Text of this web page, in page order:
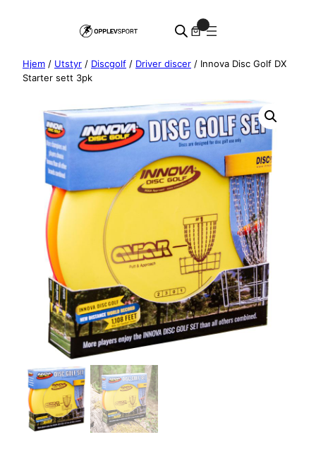
Hjem / Utstyr / Discgolf / Driver discer / Innova Disc Golf DX
Starter sett 3pk